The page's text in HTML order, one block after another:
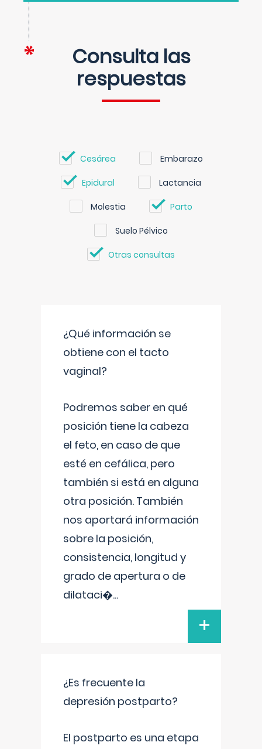
Consulta las
respuestas
Cesárea Embarazo
Epidural Lactancia
Molestia Parto
Suelo Pélvico
Otras consultas
¿Qué información se
obtiene con el tacto
vaginal?
Podremos saber en qué
posición tiene la cabeza
el feto, en caso de que
esté en cefálica, pero
también si está en alguna
otra posición. También
nos aportará información
sobre la posición,
consistencia, longitud y
grado de apertura o de
dilataci�...
+
¿Es frecuente la
depresión postparto?
El postparto es una etapa